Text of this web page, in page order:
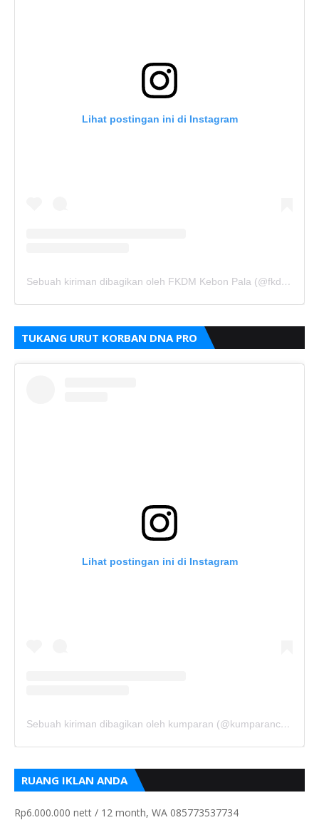
Lihat postingan ini di Instagram
Sebuah kiriman dibagikan oleh FKDM Kebon Pala (@fkdm_kebonpala)
TUKANG URUT KORBAN DNA PRO
Lihat postingan ini di Instagram
Sebuah kiriman dibagikan oleh kumparan (@kumparancom)
RUANG IKLAN ANDA
Rp6.000.000 nett / 12 month, WA 085773537734